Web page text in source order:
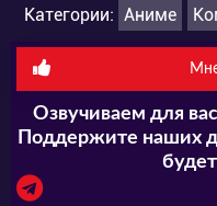
Категории: Аниме
Озвучиваем для
Поддержите наших